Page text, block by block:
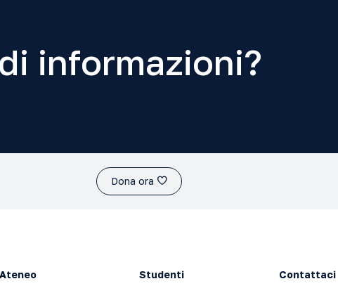
informazioni?
Dona ora
Ateneo Studenti Contattaci